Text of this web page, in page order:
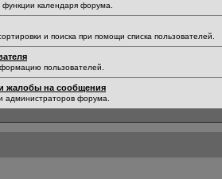
календаря форума.
и поиска при помощи списка пользователей.
пользователей.
жалобы на сообщения
администраторов форума.